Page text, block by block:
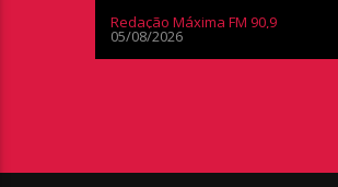
Redação Máxima FM 90,9
05/08/2026